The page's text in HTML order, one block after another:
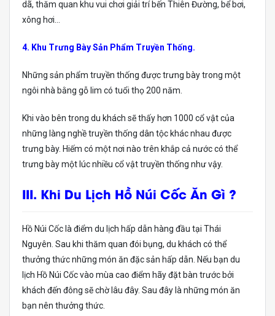
dã, thăm quan khu vui chơi giải trí bến Thiên Đường, bể bơi,
xông hơi…
4. Khu Trưng Bày Sản Phẩm Truyền Thống.
Những sản phẩm truyền thống được trưng bày trong một
ngôi nhà bằng gỗ lim có tuổi thọ 200 năm.
Khi vào bên trong du khách sẽ thấy hơn 1000 cổ vật của
những làng nghề truyền thống dân tộc khác nhau được
trưng bày. Hiếm có một nơi nào trên khắp cả nước có thể
trưng bày một lúc nhiều cổ vật truyền thống như vậy.
III. Khi Du Lịch Hồ Núi Cốc Ăn Gì ?
Hồ Núi Cốc là điểm du lịch hấp dẫn hàng đầu tại Thái
Nguyên. Sau khi thăm quan đói bụng, du khách có thể
thưởng thức những món ăn đặc sản hấp dẫn. Nếu bạn du
lịch Hồ Núi Cốc vào mùa cao điểm hãy đặt bàn trước bởi
khách đến đông sẽ chờ lâu đây. Sau đây là những món ăn
bạn nên thưởng thức.